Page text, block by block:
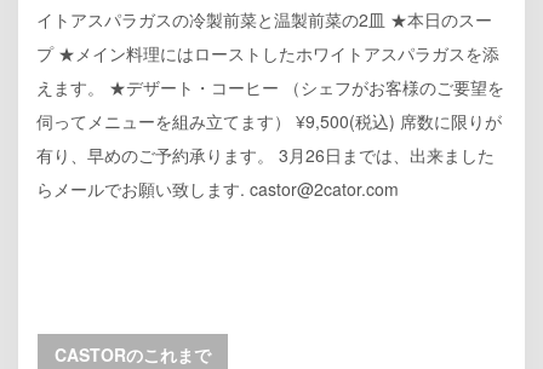
イトアスパラガスの冷製前菜と温製前菜の2皿 ★本日のスー
プ ★メイン料理にはローストしたホワイトアスパラガスを添
えます。 ★デザート・コーヒー （シェフがお客様のご要望を
伺ってメニューを組み立てます） ¥9,500(税込) 席数に限りが
有り、早めのご予約承ります。 3月26日までは、出来ました
らメールでお願い致します. castor@2cator.com
CASTORのこれまで